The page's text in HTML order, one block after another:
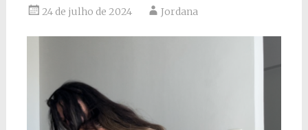
24 de julho de 2024 Jordana